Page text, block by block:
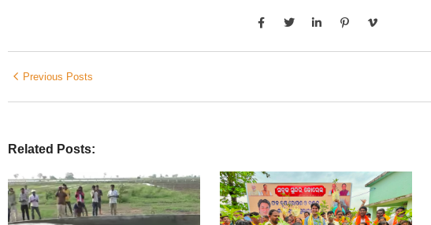
Previous Posts
Related Posts: